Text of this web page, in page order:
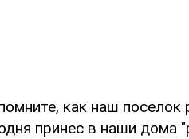
как наш поселок
принес в наши дома